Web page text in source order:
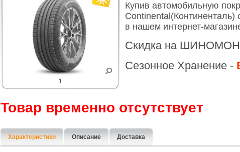
1
Купив автомобильную
в нашем интернет-
Скидка на
Сезонное Хранение -
Товар временно отсутствует
Характеристики Описание Доставка